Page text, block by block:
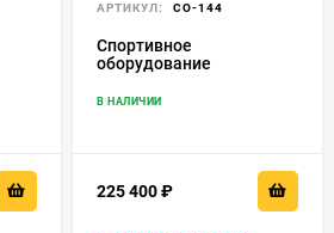
АРТИКУЛ: СО-144
Спортивное
оборудование
В НАЛИЧИИ
225 400